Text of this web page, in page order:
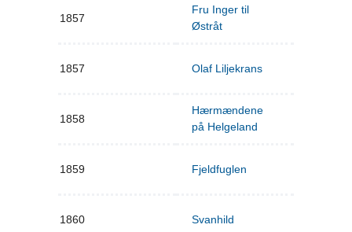
1857
Fru Inger til
Østråt
1857 Olaf Liljekrans
1858
Hærmændene
på Helgeland
1859 Fjeldfuglen
1860 Svanhild